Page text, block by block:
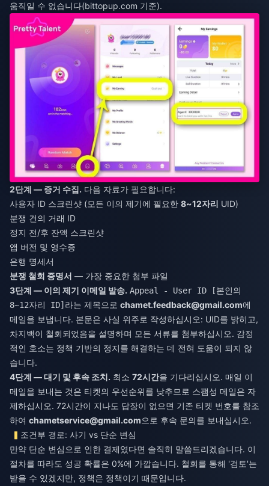
움직일 수 없습니다(bittopup.com 기준).
2단계 — 증거 수집. 다음 자료가 필요합니다:
사용자 ID 스크린샷 (모든 이의 제기에 필요한 8~12자리 UID)
분쟁 건의 거래 ID
정지 전/후 잔액 스크린샷
앱 버전 및 영수증
은행 명세서
분쟁 철회 증명서 — 가장 중요한 첨부 파일
3단계 — 이의 제기 이메일 발송. Appeal - User ID [본인의
8~12자리 ID]라는 제목으로 chamet.feedback@gmail.com에
메일을 보냅니다. 본문은 사실 위주로 작성하십시오: UID를 밝히고,
차지백이 철회되었음을 설명하며 모든 서류를 첨부하십시오. 감정
적인 호소는 정책 기반의 정지를 해결하는 데 전혀 도움이 되지 않
습니다.
4단계 — 대기 및 후속 조치. 최소 72시간을 기다리십시오. 매일 이
메일을 보내는 것은 티켓의 우선순위를 낮추므로 스팸성 메일은 자
제하십시오. 72시간이 지나도 답장이 없으면 기존 티켓 번호를 참조
하여 chametservice@gmail.com으로 후속 문의를 보내십시오.
조건부 경로: 사기 vs 단순 변심
만약 단순 변심으로 인한 결제였다면 솔직히 말씀드리겠습니다. 이
절차를 따라도 성공 확률은 0%에 가깝습니다. 철회를 통해 '검토'는
받을 수 있겠지만, 정책은 정책이기 때문입니다.